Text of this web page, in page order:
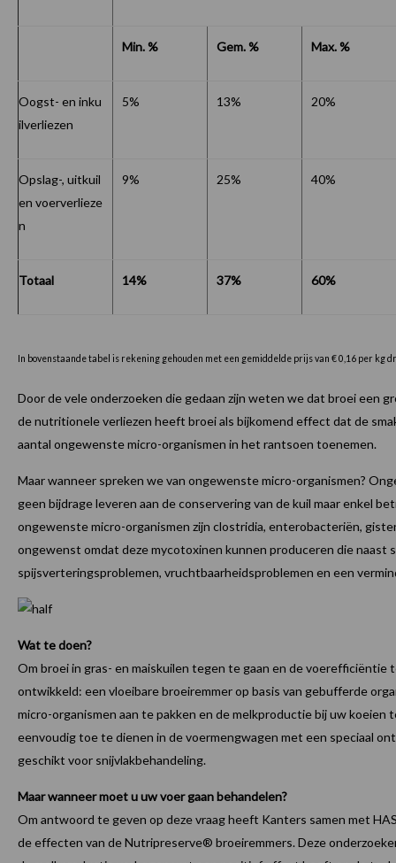
Min. % Gem. % Max. %
Oogst- en inku
ilverliezen
5% 13% 20%
Opslag-, uitkuil
en voerverlieze
n
9% 25% 40%
Totaal 14% 37% 60%
In bovenstaande tabel is rekening gehouden met een gemiddelde prijs van € 0,16 per kg
Door de vele onderzoeken die gedaan zijn weten we dat broei een
de nutritionele verliezen heeft broei als bijkomend effect dat de
aantal ongewenste micro-organismen in het rantsoen toenemen.
Maar wanneer spreken we van ongewenste micro-organismen?
geen bijdrage leveren aan de conservering van de kuil maar enkel
ongewenste micro-organismen zijn clostridia, enterobacteriën,
ongewenst omdat deze mycotoxinen kunnen produceren die naast
spijsverteringsproblemen, vruchtbaarheidsproblemen en een
Wat te doen?
Om broei in gras- en maiskuilen tegen te gaan en de
ontwikkeld: een vloeibare broeiremmer op basis van gebufferde
micro-organismen aan te pakken en de melkproductie bij uw
eenvoudig toe te dienen in de voermengwagen met een speciaal
geschikt voor snijvlakbehandeling.
Maar wanneer moet u uw voer gaan behandelen?
Om antwoord te geven op deze vraag heeft Kanters samen met
de effecten van de Nutripreserve® broeiremmers. Deze